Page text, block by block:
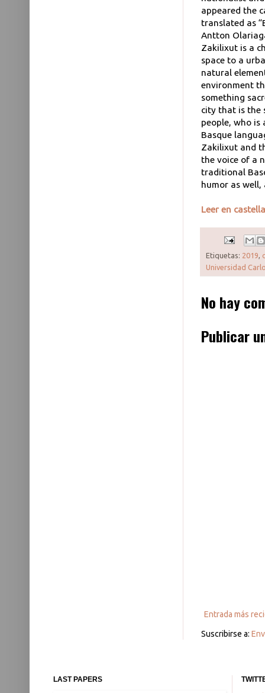
appeared the
translated as
Antton
Zakilixut is a
space to a
natural
environment
something
city that is the
people, who is
Basque
Zakilixut and
the voice of a
traditional
humor as
Leer en
Etiquetas: 2019
Universidad
No hay
Publicar
Entrada más
Suscribirse a:
LAST PAPERS